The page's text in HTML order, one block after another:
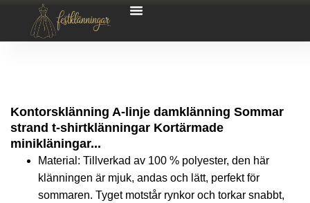
Kontorsklänning A-linje damklänning Sommar
strand t-shirtklänningar Kortärmade
minikläningar...
Material: Tillverkad av 100 % polyester, den här
klänningen är mjuk, andas och lätt, perfekt för
sommaren. Tyget motstår rynkor och torkar snabbt,